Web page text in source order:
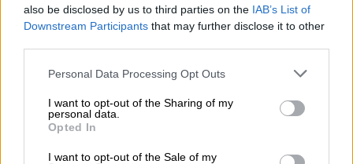
also be disclosed by us to third parties on the IAB’s List of
Downstream Participants that may further disclose it to other
Personal Data Processing Opt Outs
I want to opt-out of the Sharing of my
personal data.
Opted In
I want to opt-out of the Sale of my